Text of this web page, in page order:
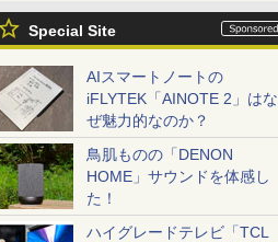
Special Site
AIスマートノートの
iFLYTEK「AINOTE 2」はな
ぜ魅力的なのか？
鳥肌ものの「DENON
HOME」サウンドを体感し
た！
ハイグレードテレビ「TCL